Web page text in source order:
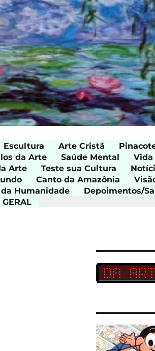
Escultura Arte Cristã
da Arte Saúde Mental
Vida
Arte Teste sua Cultura
Canto da Amazônia
Humanidade
Depoimentos/
GERAL